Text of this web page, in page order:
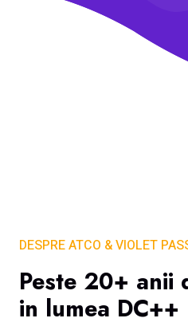
DESPRE ATCO & VIOLET
Peste 20+ anii
in lumea DC++